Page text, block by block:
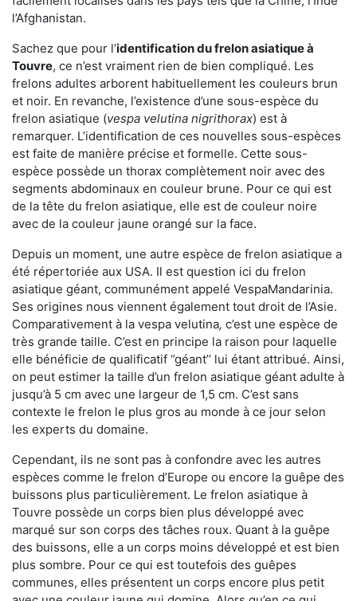
l’Afghanistan.
Sachez que pour l’identification du frelon asiatiqueà
Touvre, ce n’est vraiment rien de bien compliqué. Les
frelons adultes arborent habituellement les couleurs brun
et noir. En revanche, l’existence d’une sous-espèce du
frelon asiatique (vespa velutina nigrithorax) est à
remarquer. L’identification de ces nouvelles sous-espèces
est faite de manière précise et formelle. Cette sous-
espèce possède un thorax complètement noir avec des
segments abdominaux en couleur brune. Pour ce qui est
de la tête du frelon asiatique, elle est de couleur noire
avec de la couleur jaune orangé sur la face.
Depuis un moment, une autre espèce de frelon asiatique a
été répertoriée aux USA. Il est question ici du frelon
asiatique géant, communément appelé VespaMandarinia.
Ses origines nous viennent également tout droit de l’Asie.
Comparativement à la vespa velutina, c’est une espèce de
très grande taille. C’est en principe la raison pour laquelle
elle bénéficie de qualificatif ‘’géant’’ lui étant attribué. Ainsi,
on peut estimer la taille d’un frelon asiatique géant adulte à
jusqu’à 5 cm avec une largeur de 1,5 cm. C’est sans
contexte le frelon le plus gros au monde à ce jour selon
les experts du domaine.
Cependant, ils ne sont pas à confondre avec les autres
espèces comme le frelon d’Europe ou encore la guêpe des
buissons plus particulièrement. Le frelon asiatique à
Touvre possède un corps bien plus développé avec
marqué sur son corps des tâches roux. Quant à la guêpe
des buissons, elle a un corps moins développé et est bien
plus sombre. Pour ce qui est toutefois des guêpes
communes, elles présentent un corps encore plus petit